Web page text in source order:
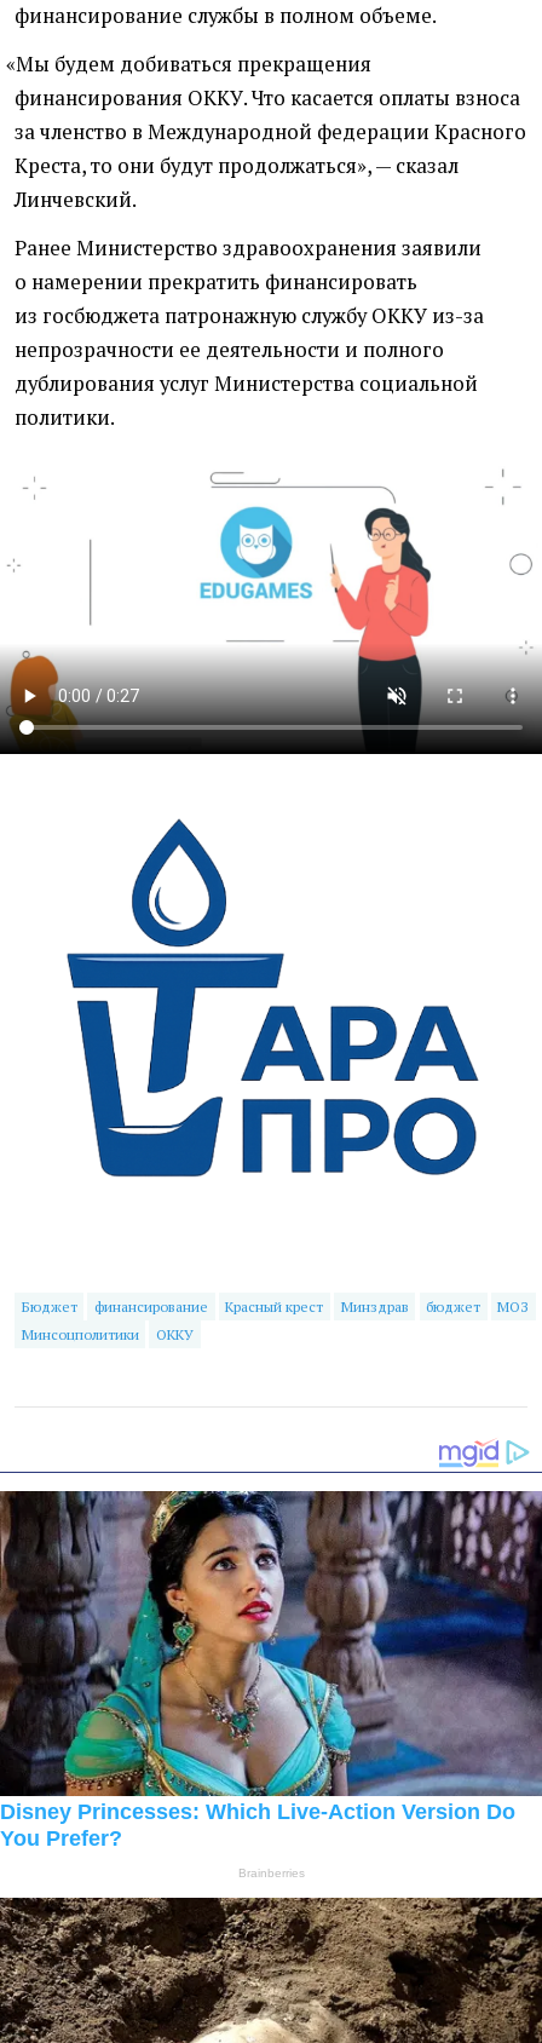
финансирование службы в полном объеме.
«Мы будем добиваться прекращения
финансирования ОККУ. Что касается оплаты взноса
за членство в Международной федерации Красного
Креста, то они будут продолжаться», — сказал
Линчевский.
Ранее Министерство здравоохранения заявили
о намерении прекратить финансировать
из госбюджета патронажную службу ОККУ из-за
непрозрачности ее деятельности и полного
дублирования услуг Министерства социальной
политики.
Бюджет финансирование Красный крест Минздрав бюджет
МОЗ
Минсоцполитики
ОККУ